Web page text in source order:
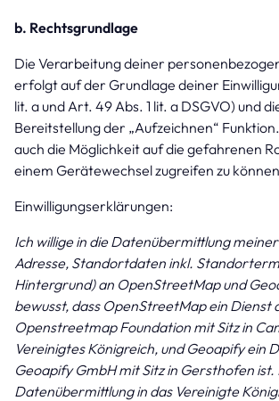
b. Rechtsgrundlage
Die Verarbeitung deiner
erfolgt auf der Grundlage deiner
lit. a und Art. 49 Abs. 1 lit. a DSGVO) und
Bereitstellung der „Aufzeichnen“
auch die Möglichkeit auf die gefahrenen
einem Gerätewechsel zugreifen zu
Einwilligungserklärungen:
Ich willige in die Datenübermittlung
Adresse, Standortdaten inkl.
Hintergrund) an OpenStreetMap und
bewusst, dass OpenStreetMap ein Dienst
Openstreetmap Foundation mit Sitz in
Vereinigtes Königreich, und Geoapify ein
Geoapify GmbH mit Sitz in Gersthofen ist.
Datenübermittlung in das Vereinigte